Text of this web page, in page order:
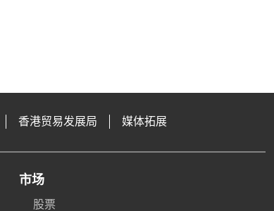
香港贸易发展局 媒体拓展
市场
股票